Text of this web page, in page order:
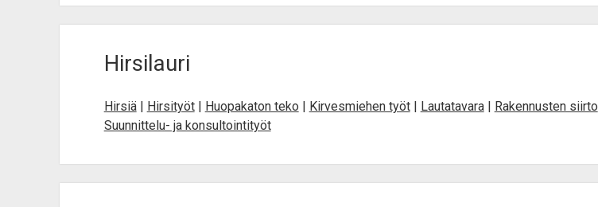
Hirsilauri
Hirsiä| Hirsityöt| Huopakaton teko | Kirvesmiehen työt| Lautatavara| Rakennusten siirto
Suunnittelu- ja konsultointityöt